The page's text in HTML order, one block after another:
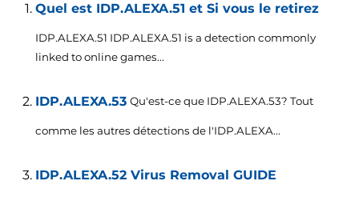
Quel est IDP.ALEXA.51 et Si vous le retirez
IDP.ALEXA.51 IDP.ALEXA.51 is a detection commonly
linked to online games...
IDP.ALEXA.53 Qu'est-ce que IDP.ALEXA.53? Tout
comme les autres détections de l'IDP.ALEXA...
IDP.ALEXA.52 Virus Removal GUIDE